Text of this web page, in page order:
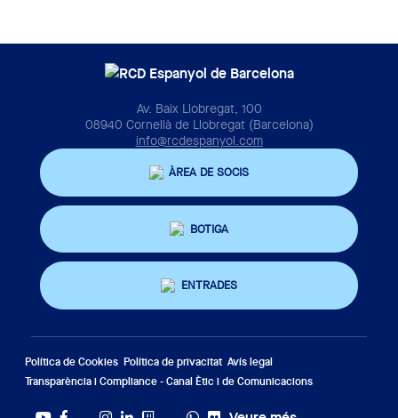
Av. Baix Llobregat, 100
08940 Cornellà de Llobregat (Barcelona)
info@rcdespanyol.com
ÀREA DE SOCIS
BOTIGA
ENTRADES
Política de Cookies Política de privacitat Avís legal
Transparència i Compliance - Canal Ètic i de Comunicacions